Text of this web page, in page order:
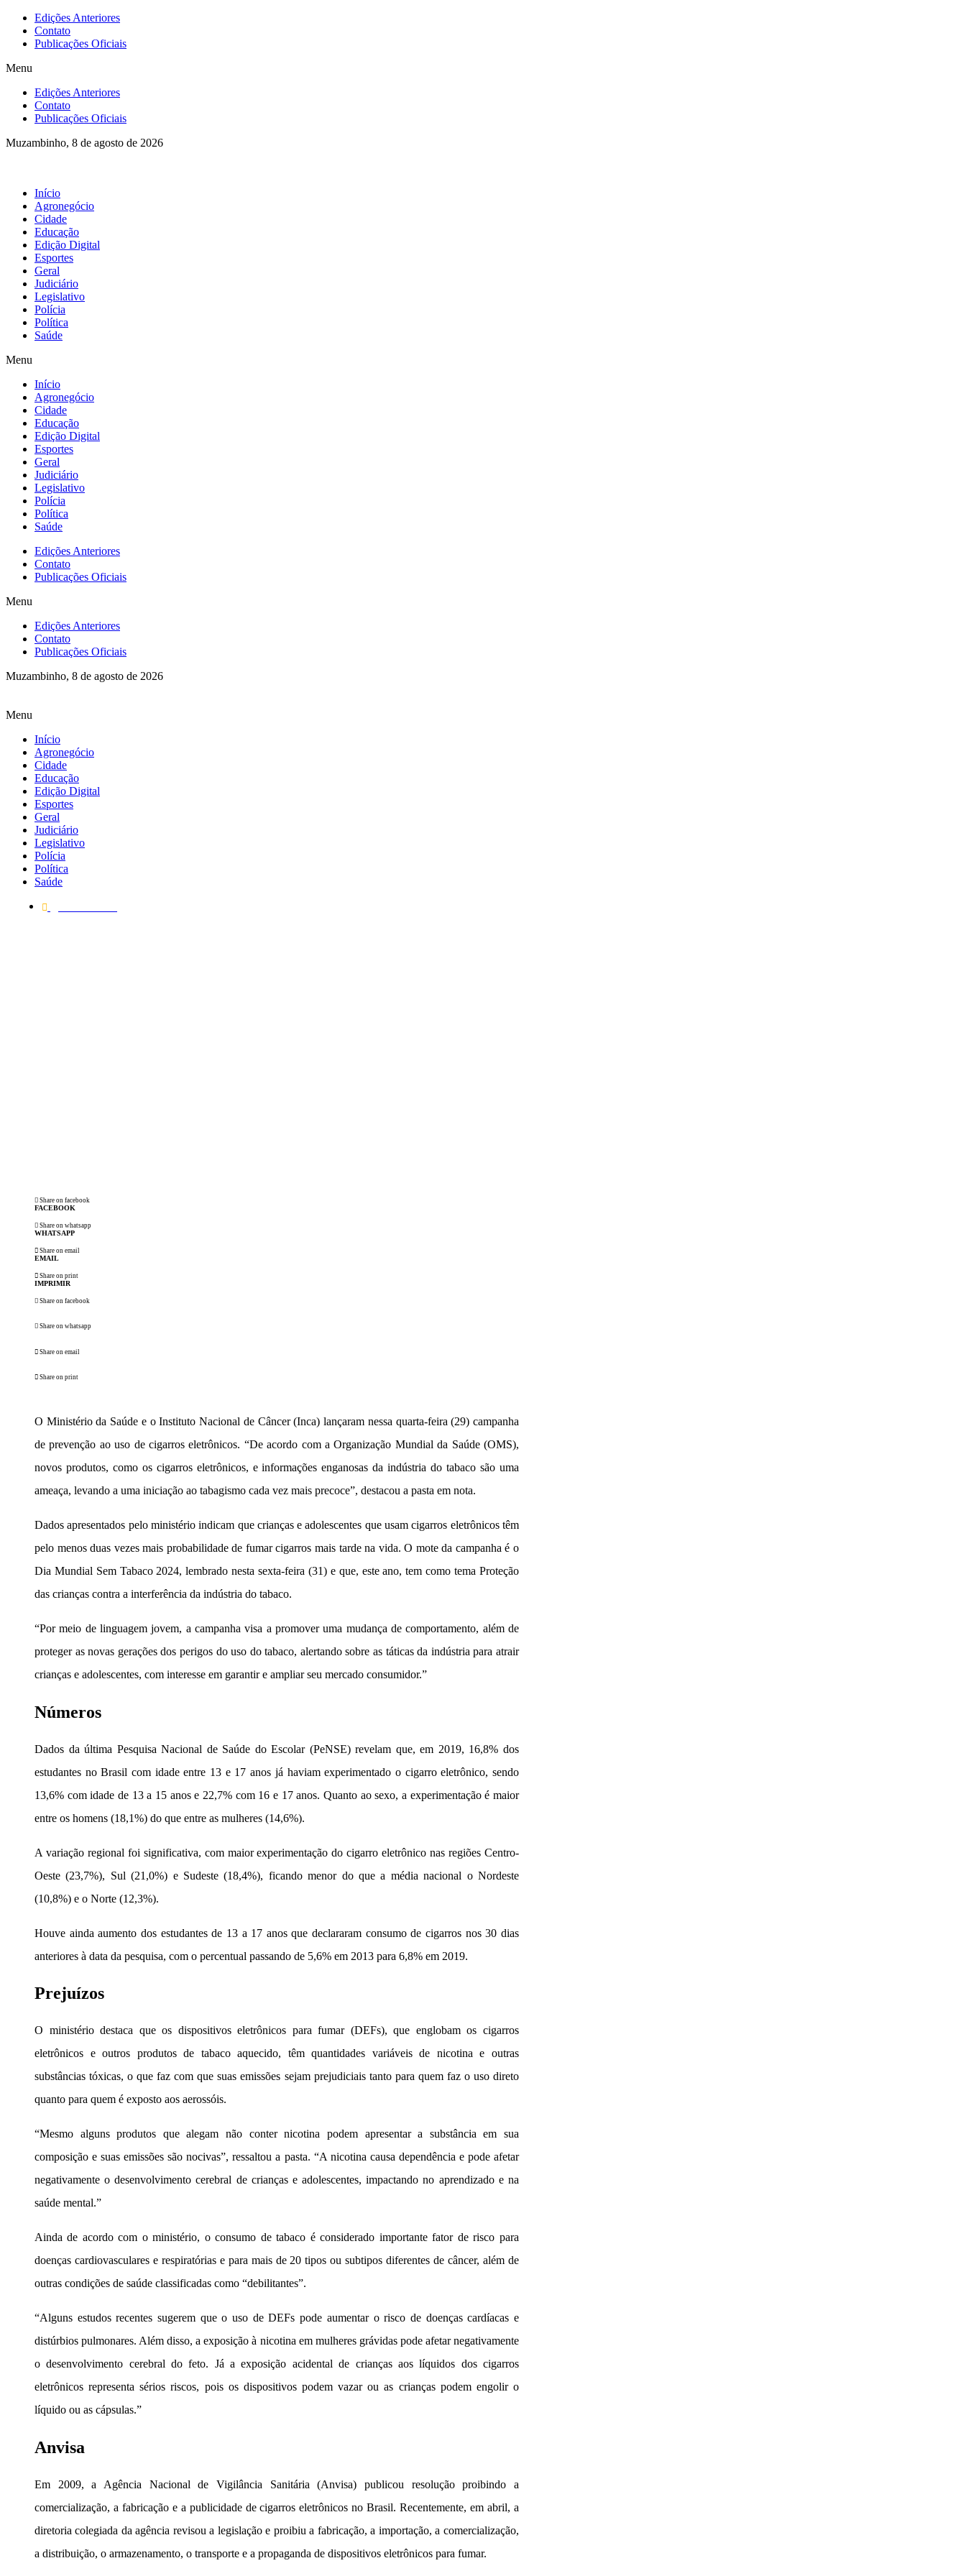
para
Edições Anteriores
Contato
Publicações Oficiais
Menu
Edições Anteriores
Contato
Publicações Oficiais
Muzambinho, 8 de agosto de 2026
Início
Agronegócio
Cidade
Educação
Edição Digital
Esportes
Geral
Judiciário
Legislativo
Polícia
Política
Saúde
Menu
Início
Agronegócio
Cidade
Educação
Edição Digital
Esportes
Geral
Judiciário
Legislativo
Polícia
Política
Saúde
Edições Anteriores
Contato
Publicações Oficiais
Menu
Edições Anteriores
Contato
Publicações Oficiais
Muzambinho, 8 de agosto de 2026
Menu
Início
Agronegócio
Cidade
Educação
Edição Digital
Esportes
Geral
Judiciário
Legislativo
Polícia
Política
Saúde
Share on facebook
FACEBOOK
Share on whatsapp
WHATSAPP
Share on email
EMAIL
Share on print
IMPRIMIR
Share on facebook
Share on whatsapp
Share on email
Share on print
O Ministério da Saúde e o Instituto Nacional de Câncer (Inca) lançaram nessa quarta-feira (29) campanha
de prevenção ao uso de cigarros eletrônicos. “De acordo com a Organização Mundial da Saúde (OMS),
novos produtos, como os cigarros eletrônicos, e informações enganosas da indústria do tabaco são uma
ameaça, levando a uma iniciação ao tabagismo cada vez mais precoce”, destacou a pasta em nota.
Dados apresentados pelo ministério indicam que crianças e adolescentes que usam cigarros eletrônicos têm
pelo menos duas vezes mais probabilidade de fumar cigarros mais tarde na vida. O mote da campanha é o
Dia Mundial Sem Tabaco 2024, lembrado nesta sexta-feira (31) e que, este ano, tem como tema Proteção
das crianças contra a interferência da indústria do tabaco.
“Por meio de linguagem jovem, a campanha visa a promover uma mudança de comportamento, além de
proteger as novas gerações dos perigos do uso do tabaco, alertando sobre as táticas da indústria para atrair
crianças e adolescentes, com interesse em garantir e ampliar seu mercado consumidor.”
Números
Dados da última Pesquisa Nacional de Saúde do Escolar (PeNSE) revelam que, em 2019, 16,8% dos
estudantes no Brasil com idade entre 13 e 17 anos já haviam experimentado o cigarro eletrônico, sendo
13,6% com idade de 13 a 15 anos e 22,7% com 16 e 17 anos. Quanto ao sexo, a experimentação é maior
entre os homens (18,1%) do que entre as mulheres (14,6%).
A variação regional foi significativa, com maior experimentação do cigarro eletrônico nas regiões Centro-
Oeste (23,7%), Sul (21,0%) e Sudeste (18,4%), ficando menor do que a média nacional o Nordeste
(10,8%) e o Norte (12,3%).
Houve ainda aumento dos estudantes de 13 a 17 anos que declararam consumo de cigarros nos 30 dias
anteriores à data da pesquisa, com o percentual passando de 5,6% em 2013 para 6,8% em 2019.
Prejuízos
O ministério destaca que os dispositivos eletrônicos para fumar (DEFs), que englobam os cigarros
eletrônicos e outros produtos de tabaco aquecido, têm quantidades variáveis de nicotina e outras
substâncias tóxicas, o que faz com que suas emissões sejam prejudiciais tanto para quem faz o uso direto
quanto para quem é exposto aos aerossóis.
“Mesmo alguns produtos que alegam não conter nicotina podem apresentar a substância em sua
composição e suas emissões são nocivas”, ressaltou a pasta. “A nicotina causa dependência e pode afetar
negativamente o desenvolvimento cerebral de crianças e adolescentes, impactando no aprendizado e na
saúde mental.”
Ainda de acordo com o ministério, o consumo de tabaco é considerado importante fator de risco para
doenças cardiovasculares e respiratórias e para mais de 20 tipos ou subtipos diferentes de câncer, além de
outras condições de saúde classificadas como “debilitantes”.
“Alguns estudos recentes sugerem que o uso de DEFs pode aumentar o risco de doenças cardíacas e
distúrbios pulmonares. Além disso, a exposição à nicotina em mulheres grávidas pode afetar negativamente
o desenvolvimento cerebral do feto. Já a exposição acidental de crianças aos líquidos dos cigarros
eletrônicos representa sérios riscos, pois os dispositivos podem vazar ou as crianças podem engolir o
líquido ou as cápsulas.”
Anvisa
Em 2009, a Agência Nacional de Vigilância Sanitária (Anvisa) publicou resolução proibindo a
comercialização, a fabricação e a publicidade de cigarros eletrônicos no Brasil. Recentemente, em abril, a
diretoria colegiada da agência revisou a legislação e proibiu a fabricação, a importação, a comercialização,
a distribuição, o armazenamento, o transporte e a propaganda de dispositivos eletrônicos para fumar.